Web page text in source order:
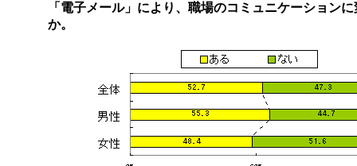
「電子メール」により、職場のコミュニケーション
か。